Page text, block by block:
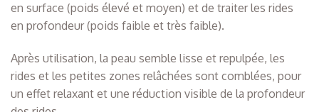
en surface (poids élevé et moyen) et de traiter les rides
en profondeur (poids faible et très faible).
Après utilisation, la peau semble lisse et repulpée, les
rides et les petites zones relâchées sont comblées, pour
un effet relaxant et une réduction visible de la profondeur